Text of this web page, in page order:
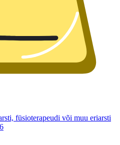
füsioterapeudi või muu eriarsti